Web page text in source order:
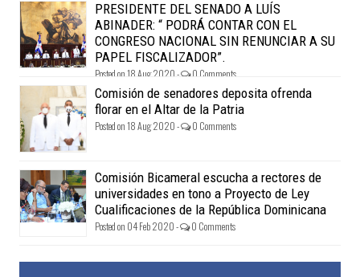
PRESIDENTE DEL SENADO A LUÍS
ABINADER: “ PODRÁ CONTAR CON EL
CONGRESO NACIONAL SIN RENUNCIAR A SU
PAPEL FISCALIZADOR”.
Posted on 18 Aug 2020 - 0 Comments
Comisión de senadores deposita ofrenda
florar en el Altar de la Patria
Posted on 18 Aug 2020 - 0 Comments
Comisión Bicameral escucha a rectores de
universidades en tono a Proyecto de Ley
Cualificaciones de la República Dominicana
Posted on 04 Feb 2020 - 0 Comments